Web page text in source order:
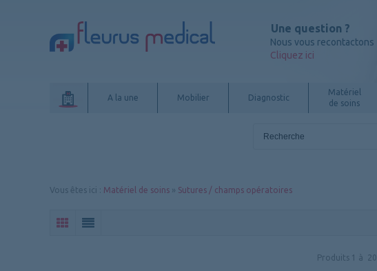
Une question ?
Nous vous recontactons
Cliquez ici
A la une Mobilier Diagnostic
Matériel
de soins
Vous êtes ici Matériel de soins » Sutures / champs opératoires
Produits 1 à 20